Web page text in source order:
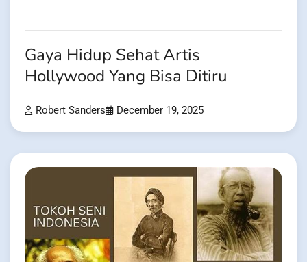
Gaya Hidup Sehat Artis
Hollywood Yang Bisa Ditiru
Robert Sanders December 19, 2025